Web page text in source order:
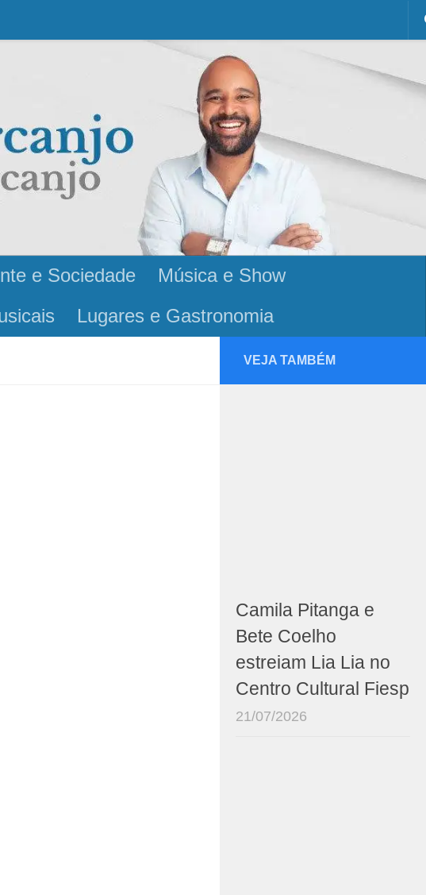
e Sociedade
Música e Show
Lugares e Gastronomia
VEJA TAMBÉM
Camila Pitanga e
Bete Coelho
estreiam Lia Lia no
Centro Cultural Fiesp
21/07/2026